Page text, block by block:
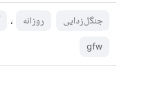
جنگل‌زدایی روزانه ،
gfw